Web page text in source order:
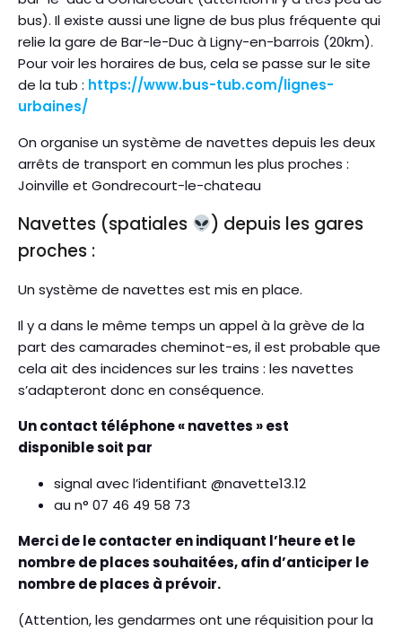
bus). Il existe aussi une ligne de bus plus fréquente qui
relie la gare de Bar-le-Duc à Ligny-en-barrois (20km).
Pour voir les horaires de bus, cela se passe sur le site
de la tub : https://www.bus-tub.com/lignes-
urbaines/
On organise un système de navettes depuis les deux
arrêts de transport en commun les plus proches :
Joinville et Gondrecourt-le-chateau
Navettes (spatiales
) depuis les gares
proches :
Un système de navettes est mis en place.
Il y a dans le même temps un appel à la grève de la
part des camarades cheminot-es, il est probable que
cela ait des incidences sur les trains : les navettes
s’adapteront donc en conséquence.
Un contact téléphone « navettes » est
disponible soit par
signal avec l’identifiant @navette13.12
au n° 07 46 49 58 73
Merci de le contacter en indiquant l’heure et le
nombre de places souhaitées, afin d’anticiper le
nombre de places à prévoir.
(Attention, les gendarmes ont une réquisition pour la